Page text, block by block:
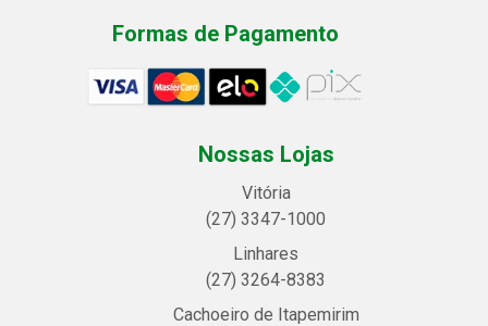
Formas de Pagamento
Nossas Lojas
Vitória
(27) 3347-1000
Linhares
(27) 3264-8383
Cachoeiro de Itapemirim